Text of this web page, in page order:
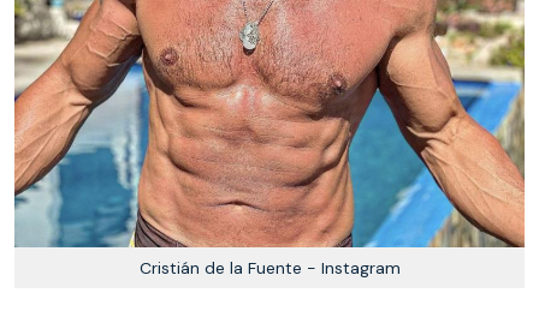
Cristián de la Fuente - Instagram